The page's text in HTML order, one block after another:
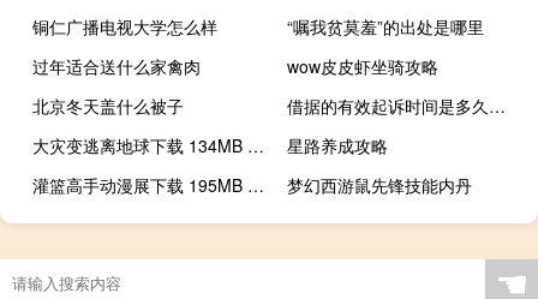
铜仁广播电视大学怎么样
“嘱我贫莫羞”的出处是哪里
过年适合送什么家禽肉
wow皮皮虾坐骑攻略
北京冬天盖什么被子
借据的有效起诉时间是多久（借据）
大灾变逃离地球下载 134MB 虚拟科幻类VR视频
星路养成攻略
灌篮高手动漫展下载 195MB 演出展览类VR视频
梦幻西游鼠先锋技能内丹
☚